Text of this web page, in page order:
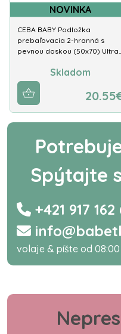
NOVINKA
CEBA BABY Podložka
prebaľovacia 2-hranná s
pevnou doskou (50x70)
Skladom
Spýtajte
+421 917 162
volaje & píšte od 08:00